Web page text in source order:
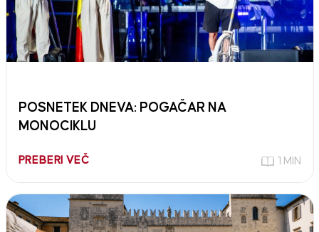
POSNETEK DNEVA: POGAČAR NA
MONOCIKLU
PREBERI VEČ 1 MIN